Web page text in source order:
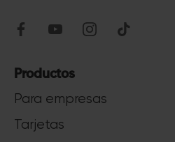
Productos
Para empresas
Tarjetas